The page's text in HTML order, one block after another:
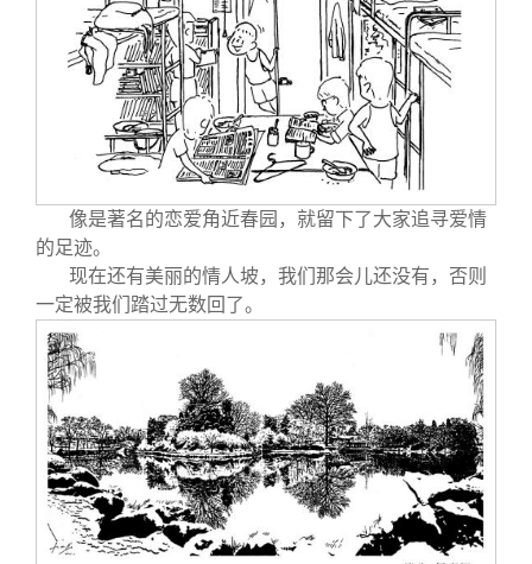
像是著名的恋爱角近春园，就留下了大家追寻爱情
的足迹。
现在还有美丽的情人坡，我们那会儿还没有，否则
一定被我们踏过无数回了。